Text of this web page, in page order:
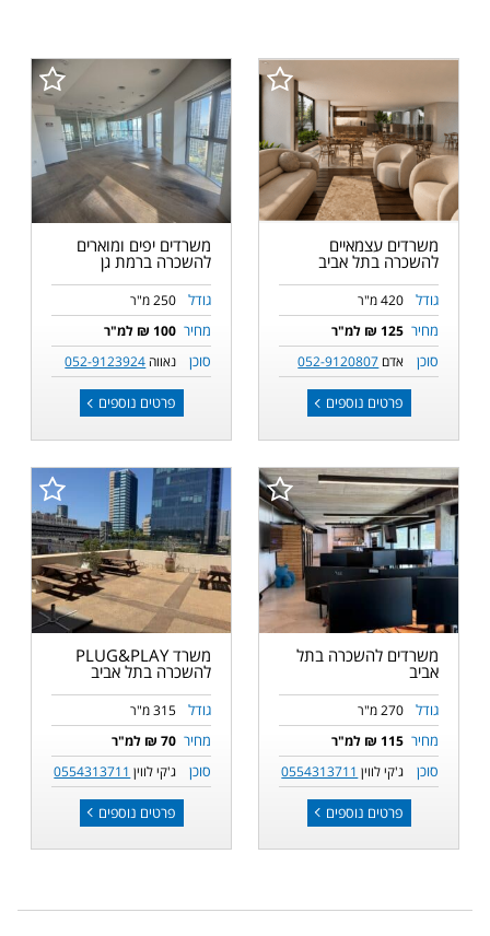
משרדים עצמאיים
להשכרה בתל אביב
גודל 420 מ"ר
מחיר 125 ₪ למ"ר
סוכן אדם 052-9120807
פרטים נוספים
משרדים יפים ומוארים
להשכרה ברמת גן
גודל 250 מ"ר
מחיר 100 ₪ למ"ר
סוכן נאווה 052-9123924
פרטים נוספים
משרדים להשכרה בתל
אביב
גודל 270 מ"ר
מחיר 115 ₪ למ"ר
סוכן ג'קי לווין 0554313711
פרטים נוספים
משרד PLUG&PLAY
להשכרה בתל אביב
גודל 315 מ"ר
מחיר 70 ₪ למ"ר
סוכן ג'קי לווין 0554313711
פרטים נוספים